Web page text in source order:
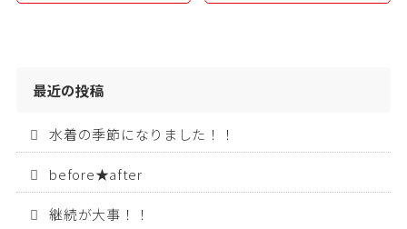
最近の投稿
水着の季節になりました！！
before★after
継続が大事！！